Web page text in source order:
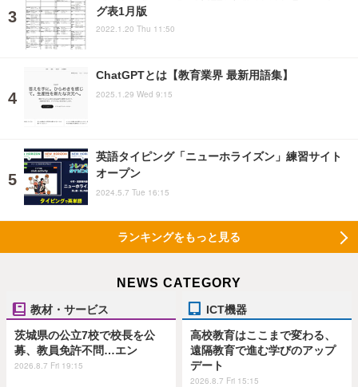
グ表1月版
2022.1.20 Thu 11:50
ChatGPTとは【教育業界 最新用語集】
2025.1.29 Wed 9:15
英語タイピング「ニューホライズン」練習サイト
オープン
2024.5.7 Tue 16:15
ランキングをもっと見る
NEWS CATEGORY
教材・サービス
茨城県の公立7校で校長を公
募、教員免許不問…エン
2026.8.7 Fri 19:15
ICT機器
高校教育はここまで変わる、
遠隔教育で進む学びのアップ
デート
2026.8.7 Fri 15:15